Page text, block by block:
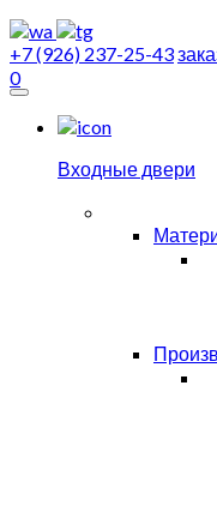
+7 (926) 237-25-43
0
Входные двери